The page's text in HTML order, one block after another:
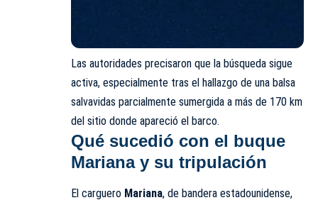
Las autoridades precisaron que la búsqueda sigue
activa, especialmente tras el hallazgo de una balsa
salvavidas parcialmente sumergida a más de 170 km
del sitio donde apareció el barco.
Qué sucedió con el buque
Mariana y su tripulación
El carguero Mariana, de bandera estadounidense,